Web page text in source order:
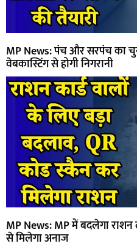
MP News: पंच और सरपंच का
वेबकास्टिंग से होगी निगरानी
MP News: MP में बदलेगा
से मिलेगा अनाज